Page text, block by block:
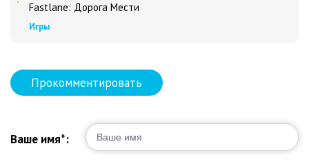
Fastlane: Дорога Мести
Игры
Прокомментировать
Ваше имя*: